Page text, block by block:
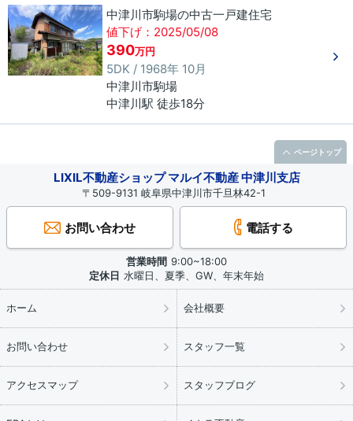
中津川市駒場の中古一戸建住宅
値下げ：2025/05/08
390万円
5DK / 1968年 10月
中津川市駒場
中津川駅 徒歩18分
LIXIL不動産ショップ マルイ不動産 中津川支店
〒509-9131 岐阜県中津川市千旦林42-1
お問い合わせ 電話する
営業時間 9:00~18:00
定休日 水曜日、夏季、GW、年末年始
ホーム 会社概要
お問い合わせ スタッフ一覧
アクセスマップ スタッフブログ
ページトップ